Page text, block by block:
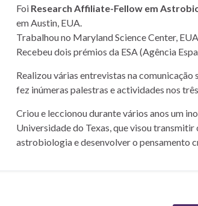
Foi Research Affiliate-Fellow em
em Austin, EUA.
Trabalhou no Maryland Science Center,
Recebeu dois prémios da ESA (Agência
Realizou várias entrevistas na
fez inúmeras palestras e actividades nos
Criou e leccionou durante vários anos um
Universidade do Texas, que visou
astrobiologia e desenvolver o pensamento